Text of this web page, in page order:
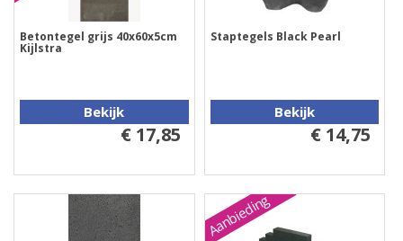
Betontegel grijs 40x60x5cm
Kijlstra
Bekijk
€ 17,85
Staptegels Black Pearl
Bekijk
€ 14,75
Aanbieding